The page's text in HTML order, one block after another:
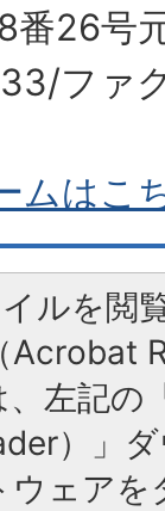
番26号
ファ
ムはこ
ルを閲
Acrobat
左記の
）」
ェア